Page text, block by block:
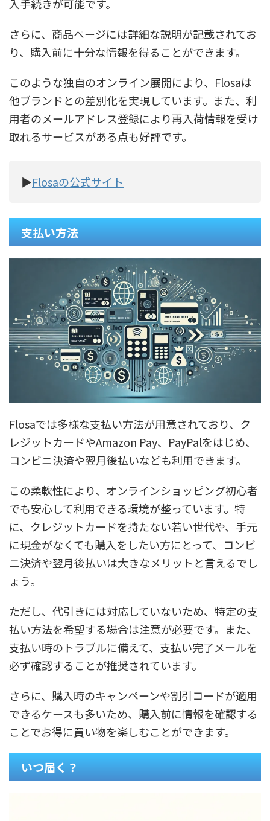
入手続きが可能です。
さらに、商品ページには詳細な説明が記載されてお
り、購入前に十分な情報を得ることができます。
このような独自のオンライン展開により、Flosaは
他ブランドとの差別化を実現しています。また、利
用者のメールアドレス登録により再入荷情報を受け
取れるサービスがある点も好評です。
▶Flosaの公式サイト
支払い方法
Flosaでは多様な支払い方法が用意されており、ク
レジットカードやAmazon Pay、PayPalをはじめ、
コンビニ決済や翌月後払いなども利用できます。
この柔軟性により、オンラインショッピング初心者
でも安心して利用できる環境が整っています。特
に、クレジットカードを持たない若い世代や、手元
に現金がなくても購入をしたい方にとって、コンビ
ニ決済や翌月後払いは大きなメリットと言えるでし
ょう。
ただし、代引きには対応していないため、特定の支
払い方法を希望する場合は注意が必要です。また、
支払い時のトラブルに備えて、支払い完了メールを
必ず確認することが推奨されています。
さらに、購入時のキャンペーンや割引コードが適用
できるケースも多いため、購入前に情報を確認する
ことでお得に買い物を楽しむことができます。
いつ届く？